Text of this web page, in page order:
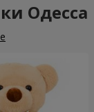
Одесса